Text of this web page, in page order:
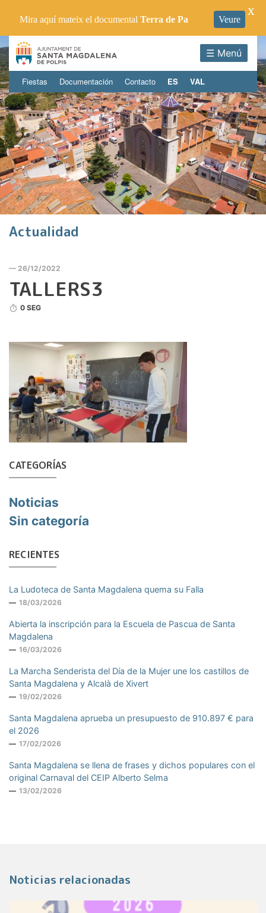
☰ Menú
Fiestas Documentación Contacto ES VAL
Actualidad
— 26/12/2022
TALLERS3
0 SEG
CATEGORÍAS
Noticias
Sin categoría
RECIENTES
La Ludoteca de Santa Magdalena quema su Falla
18/03/2026
Abierta la inscripción para la Escuela de Pascua de Santa
Magdalena
16/03/2026
La Marcha Senderista del Día de la Mujer une los castillos de
Santa Magdalena y Alcalà de Xivert
19/02/2026
Santa Magdalena aprueba un presupuesto de 910.897 € para
el 2026
17/02/2026
Santa Magdalena se llena de frases y dichos populares con el
original Carnaval del CEIP Alberto Selma
13/02/2026
Noticias relacionadas
Mira aquí mateix el documental Terra de Pa Veure
X